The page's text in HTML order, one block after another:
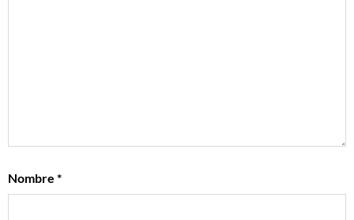
Nombre *